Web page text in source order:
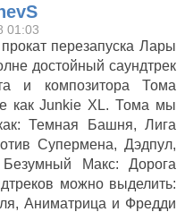
01:03
перезапуска Лары
достойный саундтрек
и композитора Тома
как Junkie XL. Тома мы
Темная Башня, Лига
Супермена, Дэдпул,
Макс: Дорога
можно выделить:
Аниматрица и Фредди